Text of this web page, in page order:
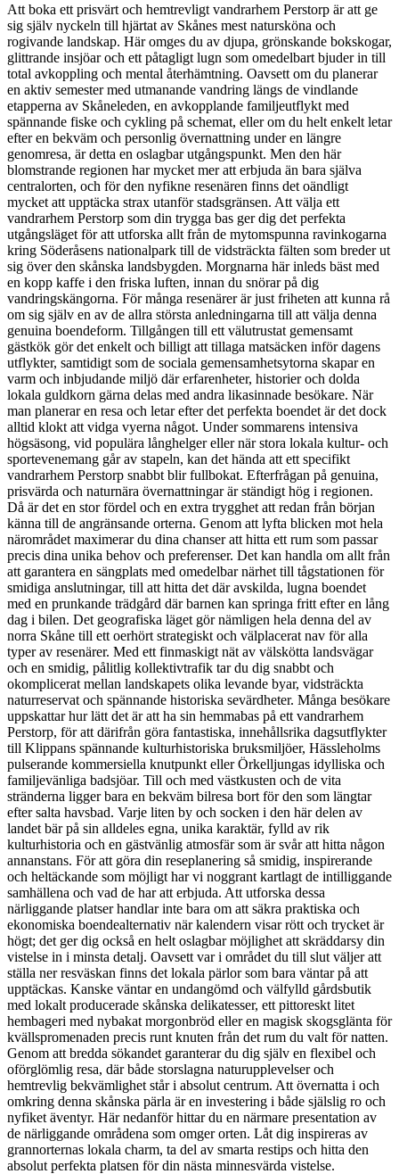
Att boka ett prisvärt och hemtrevligt vandrarhem Perstorp är att ge
sig själv nyckeln till hjärtat av Skånes mest natursköna och
rogivande landskap. Här omges du av djupa, grönskande bokskogar,
glittrande insjöar och ett påtagligt lugn som omedelbart bjuder in till
total avkoppling och mental återhämtning. Oavsett om du planerar
en aktiv semester med utmanande vandring längs de vindlande
etapperna av Skåneleden, en avkopplande familjeutflykt med
spännande fiske och cykling på schemat, eller om du helt enkelt letar
efter en bekväm och personlig övernattning under en längre
genomresa, är detta en oslagbar utgångspunkt. Men den här
blomstrande regionen har mycket mer att erbjuda än bara själva
centralorten, och för den nyfikne resenären finns det oändligt
mycket att upptäcka strax utanför stadsgränsen. Att välja ett
vandrarhem Perstorp som din trygga bas ger dig det perfekta
utgångsläget för att utforska allt från de mytomspunna ravinkogarna
kring Söderåsens nationalpark till de vidsträckta fälten som breder ut
sig över den skånska landsbygden. Morgnarna här inleds bäst med
en kopp kaffe i den friska luften, innan du snörar på dig
vandringskängorna. För många resenärer är just friheten att kunna rå
om sig själv en av de allra största anledningarna till att välja denna
genuina boendeform. Tillgången till ett välutrustat gemensamt
gästkök gör det enkelt och billigt att tillaga matsäcken inför dagens
utflykter, samtidigt som de sociala gemensamhetsytorna skapar en
varm och inbjudande miljö där erfarenheter, historier och dolda
lokala guldkorn gärna delas med andra likasinnade besökare. När
man planerar en resa och letar efter det perfekta boendet är det dock
alltid klokt att vidga vyerna något. Under sommarens intensiva
högsäsong, vid populära långhelger eller när stora lokala kultur- och
sportevenemang går av stapeln, kan det hända att ett specifikt
vandrarhem Perstorp snabbt blir fullbokat. Efterfrågan på genuina,
prisvärda och naturnära övernattningar är ständigt hög i regionen.
Då är det en stor fördel och en extra trygghet att redan från början
känna till de angränsande orterna. Genom att lyfta blicken mot hela
närområdet maximerar du dina chanser att hitta ett rum som passar
precis dina unika behov och preferenser. Det kan handla om allt från
att garantera en sängplats med omedelbar närhet till tågstationen för
smidiga anslutningar, till att hitta det där avskilda, lugna boendet
med en prunkande trädgård där barnen kan springa fritt efter en lång
dag i bilen. Det geografiska läget gör nämligen hela denna del av
norra Skåne till ett oerhört strategiskt och välplacerat nav för alla
typer av resenärer. Med ett finmaskigt nät av välskötta landsvägar
och en smidig, pålitlig kollektivtrafik tar du dig snabbt och
okomplicerat mellan landskapets olika levande byar, vidsträckta
naturreservat och spännande historiska sevärdheter. Många besökare
uppskattar hur lätt det är att ha sin hemmabas på ett vandrarhem
Perstorp, för att därifrån göra fantastiska, innehållsrika dagsutflykter
till Klippans spännande kulturhistoriska bruksmiljöer, Hässleholms
pulserande kommersiella knutpunkt eller Örkelljungas idylliska och
familjevänliga badsjöar. Till och med västkusten och de vita
stränderna ligger bara en bekväm bilresa bort för den som längtar
efter salta havsbad. Varje liten by och socken i den här delen av
landet bär på sin alldeles egna, unika karaktär, fylld av rik
kulturhistoria och en gästvänlig atmosfär som är svår att hitta någon
annanstans. För att göra din reseplanering så smidig, inspirerande
och heltäckande som möjligt har vi noggrant kartlagt de intilliggande
samhällena och vad de har att erbjuda. Att utforska dessa
närliggande platser handlar inte bara om att säkra praktiska och
ekonomiska boendealternativ när kalendern visar rött och trycket är
högt; det ger dig också en helt oslagbar möjlighet att skräddarsy din
vistelse in i minsta detalj. Oavsett var i området du till slut väljer att
ställa ner resväskan finns det lokala pärlor som bara väntar på att
upptäckas. Kanske väntar en undangömd och välfylld gårdsbutik
med lokalt producerade skånska delikatesser, ett pittoreskt litet
hembageri med nybakat morgonbröd eller en magisk skogsglänta för
kvällspromenaden precis runt knuten från det rum du valt för natten.
Genom att bredda sökandet garanterar du dig själv en flexibel och
oförglömlig resa, där både storslagna naturupplevelser och
hemtrevlig bekvämlighet står i absolut centrum. Att övernatta i och
omkring denna skånska pärla är en investering i både själslig ro och
nyfiket äventyr. Här nedanför hittar du en närmare presentation av
de närliggande områdena som omger orten. Låt dig inspireras av
grannorternas lokala charm, ta del av smarta restips och hitta den
absolut perfekta platsen för din nästa minnesvärda vistelse.